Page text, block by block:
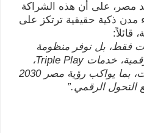
مصر، على أن هذه الشراكة
مدن ذكية حقيقية ترتكز على
قائلاً:
فقط، بل نوفر منظومة
خدماتTriple Play
،
الأمن الرقمي، وإدارة البيانات، بما يواكب رؤية مصر 2030
التحول الرقمي.”